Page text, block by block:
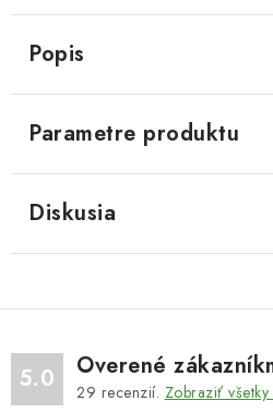
Popis
Parametre produktu
Diskusia
5.0 Overené
29 recenzií. Zobraziť